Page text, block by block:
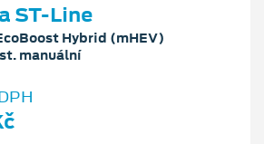
ST-Line
Hybrid (mHEV)
manuální